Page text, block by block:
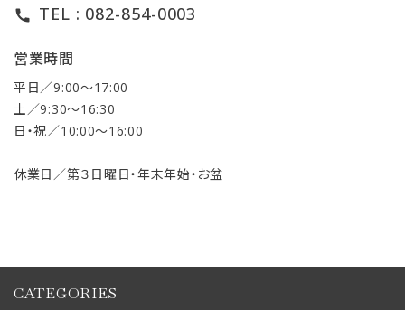
call TEL : 082-854-0003
営業時間
平日／9:00〜17:00
土／9:30〜16:30
日・祝／10:00〜16:00
休業日／第３日曜日・年末年始・お盆
CATEGORIES